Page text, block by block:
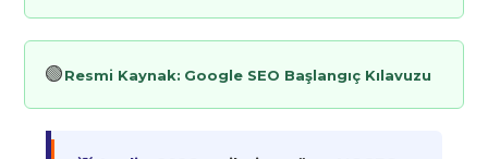
🟢Resmi Kaynak: Google SEO Başlangıç Kılavuzu